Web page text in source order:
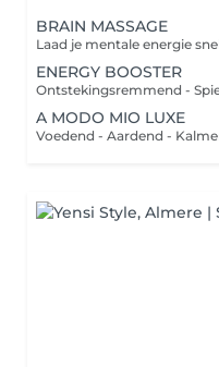
BRAIN MASSAGE
ENERGY BOOSTER
A MODO MIO LUXE